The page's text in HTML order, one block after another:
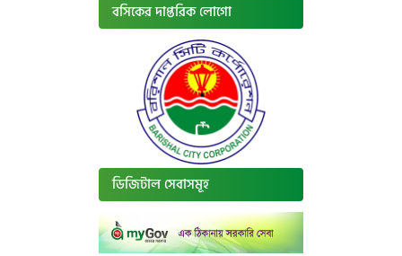
বসিকের দাপ্তরিক লোগো
ডিজিটাল সেবাসমূহ